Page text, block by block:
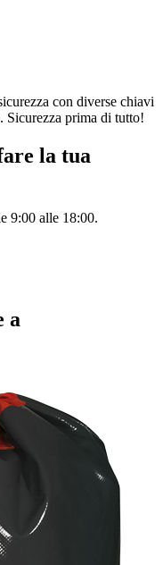
con diverse chiavi
Sicurezza prima di tutto!
la tua
9:00 alle 18:00.
a